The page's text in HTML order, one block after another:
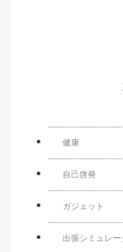
健康
自己啓発
ガジェット
出張シミュレー